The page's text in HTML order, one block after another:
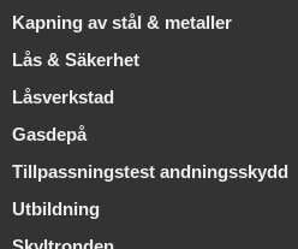
Kapning av stål & metaller
Lås & Säkerhet
Låsverkstad
Gasdepå
Tillpassningstest andningsskydd
Utbildning